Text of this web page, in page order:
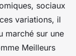
sociaux
variations, il
marché sur une
Meilleurs